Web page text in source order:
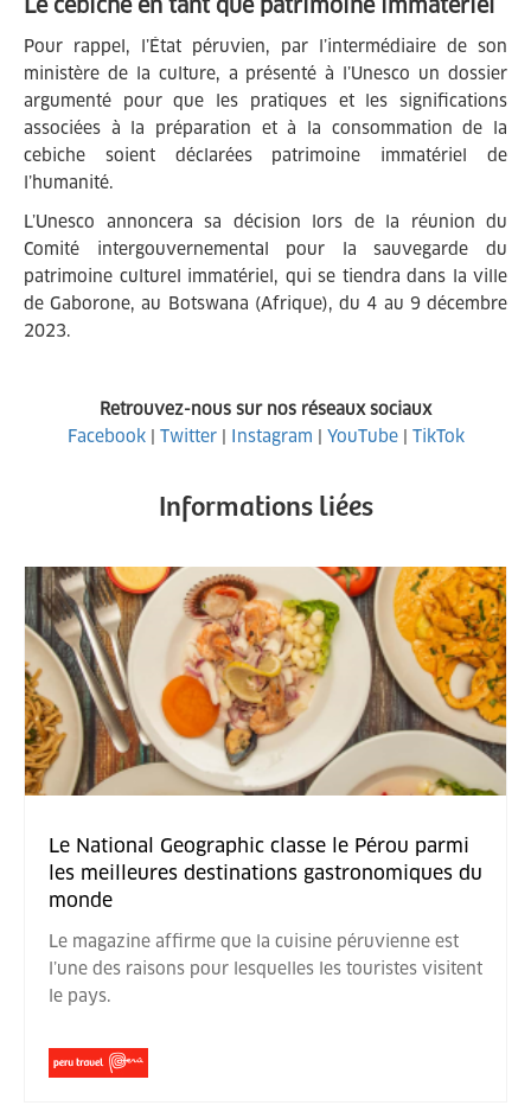
Pour rappel, l’État péruvien, par l’intermédiaire de son
ministère de la culture, a présenté à l’Unesco un dossier
argumenté pour que les pratiques et les significations
associées à la préparation et à la consommation de la
cebiche soient déclarées patrimoine immatériel de
l’humanité.
L’Unesco annoncera sa décision lors de la réunion du
Comité intergouvernemental pour la sauvegarde du
patrimoine culturel immatériel, qui se tiendra dans la ville
de Gaborone, au Botswana (Afrique), du 4 au 9 décembre
2023.
Retrouvez-nous sur nos réseaux sociaux
Facebook| Twitter| Instagram | YouTube| TikTok
Informations liées
Le National Geographic classe le Pérou parmi
les meilleures destinations gastronomiques du
monde
Le magazine affirme que la cuisine péruvienne est
l’une des raisons pour lesquelles les touristes visitent
le pays.